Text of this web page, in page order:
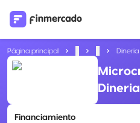
Página principal Dineria
Dineria
Financiamiento